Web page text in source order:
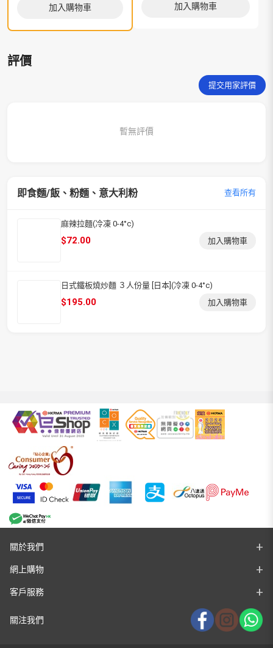
加入購物車 加入購物車
評價
提交用家評價
暫無評價
即食麵/飯、粉麵、意大利粉 查看所有
麻辣拉麵(冷凍 0-4°c)
$72.00 加入購物車
日式鐵板燒炒麵 ３人份量 [日本](冷凍 0-4°c)
$195.00 加入購物車
關於我們
網上購物
客戶服務
關注我們